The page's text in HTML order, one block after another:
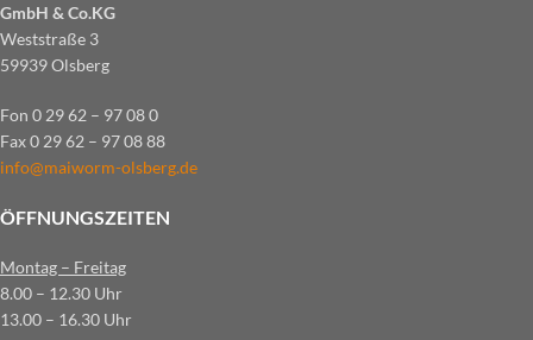
GmbH & Co.KG
Weststraße 3
59939 Olsberg
Fon 0 29 62 – 97 08 0
Fax 0 29 62 – 97 08 88
info@maiworm-olsberg.de
ÖFFNUNGSZEITEN
Montag – Freitag
8.00 – 12.30 Uhr
13.00 – 16.30 Uhr